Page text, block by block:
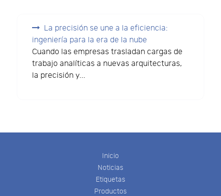
La precisión se une a la eficiencia:
ingeniería para la era de la nube
Cuando las empresas trasladan cargas de
trabajo analíticas a nuevas arquitecturas,
la precisión y...
Inicio
Noticias
Etiquetas
Productos